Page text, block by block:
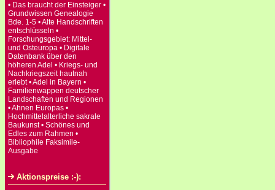
• Das braucht der Einsteiger •
Grundwissen Genealogie
Bde. 1-5 • Alte Handschriften
entschlüsseln •
Forschungsgebiet: Mittel-
und Osteuropa • Digitale
Datenbank über den
höheren Adel • Kriegs- und
Nachkriegszeit hautnah
erlebt • Adel in Bayern •
Familienwappen deutscher
Landschaften und Regionen
• Ahnen Europas •
Hochmittelalterliche sakrale
Baukunst • Schönes und
Edles zum Rahmen •
Bibliophile Faksimile-
Ausgabe
Aktionspreise :-):